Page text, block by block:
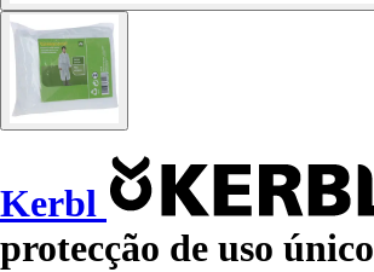
Kerbl
protecção de uso único